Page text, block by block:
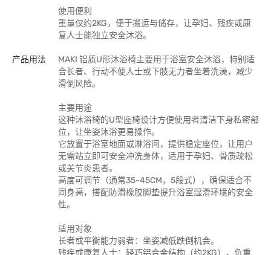
使用便利
重量仅约2KG，便于搬运与储存，让孕妇、残疾或康
复人士能独立安全沐浴。
产品用法
MAKI 铝质U形沐浴椅主要用于浴室安全沐浴，特别适
合长者、行动不便人士或下肢无力者坐着洗澡，减少
滑倒风险。
主要用途
这种沐浴椅的U型座椅设计方便使用者清洁下身私密部
位，让坐姿沐浴更易操作。
它放置于浴室地面或淋浴间，提供稳定座位，让用户
无需站立即可安全冲洗身体，适用于孕妇、骨质疏松
或关节炎患者。
高度可调节（通常35-45CM，5段式），确保适合不
同身高，搭配防滑橡胶脚垫提升浴室湿滑环境的安全
性。
适用对象
长者或平衡能力弱者：坐姿减低跌倒机会。
残疾或康复人士：轻巧铝合金结构（约2KG），负重